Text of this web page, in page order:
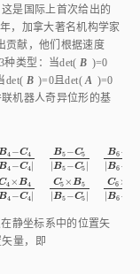
是国际上首次给出的
，加拿大著名机构学家
贡献，他们根据速度
种类型：当det( B )=0
det( B )=0且det( A )=0
机器人奇异位形的基
4 −C4
4 −C4
4 × B4
B4 −C4|
B5 −C5
B5 −C5
C5 ×B5
| B5 −C5 |
B6 −
|B6 −
C6 ×
|B6 −
C3 B4 4 B4 -C4 5 -C
静坐标系中的位置矢
量，即